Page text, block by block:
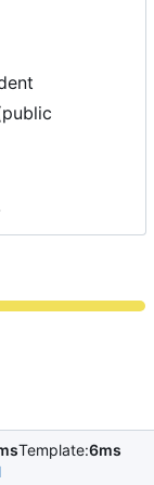
Template:6ms